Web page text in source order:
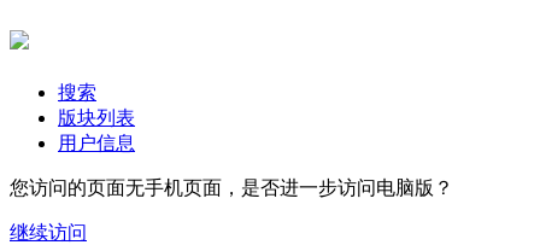
搜索
版块列表
用户信息
您访问的页面无手机页面，是否进一步访问电脑版？
继续访问